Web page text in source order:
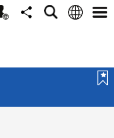
分
搜
語
選